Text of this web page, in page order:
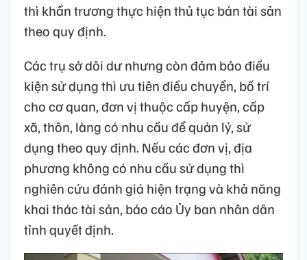
thì khẩn trương thực hiện thủ tục bán tài sản
theo quy định.
Các trụ sở dôi dư nhưng còn đảm bảo điều
kiện sử dụng thì ưu tiên điều chuyển, bố trí
cho cơ quan, đơn vị thuộc cấp huyện, cấp
xã, thôn, làng có nhu cầu để quản lý, sử
dụng theo quy định. Nếu các đơn vị, địa
phương không có nhu cầu sử dụng thì
nghiên cứu đánh giá hiện trạng và khả năng
khai thác tài sản, báo cáo Ủy ban nhân dân
tỉnh quyết định.